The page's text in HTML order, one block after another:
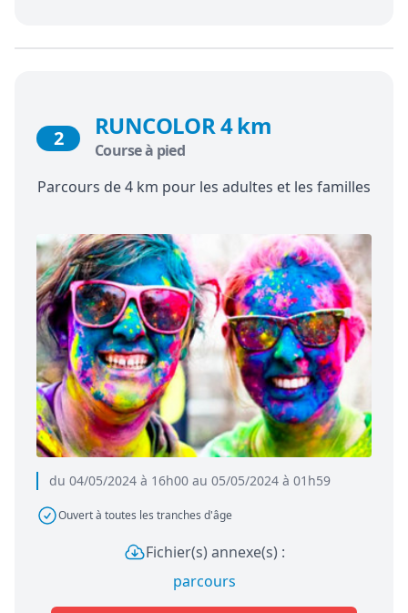
du 04/05/2024 à 16h00 au 05/05/2024 à 01h59
Ouvert à toutes les tranches d'âge
2 RUNCOLOR 4 km
Course à pied
Parcours de 4 km pour les adultes et les familles
Fichier(s) annexe(s) :
parcours